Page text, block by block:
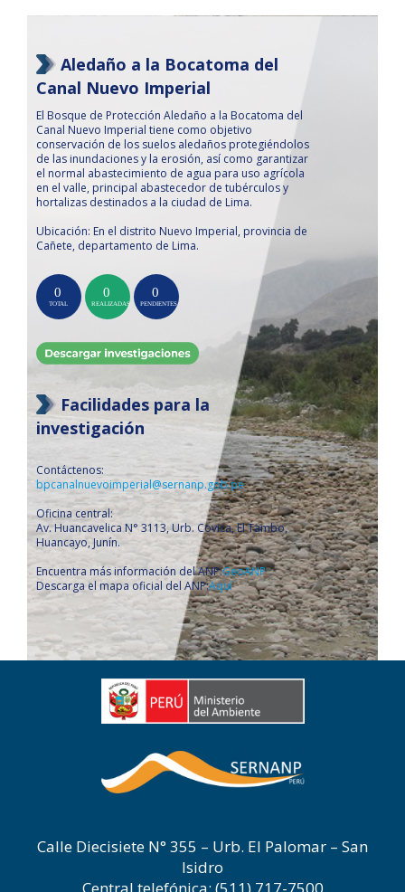
Aledaño a la Bocatoma del
Canal Nuevo Imperial
El Bosque de Protección Aledaño a la Bocatoma del
Canal Nuevo Imperial tiene como objetivo
conservación de los suelos aledaños protegiéndolos
de las inundaciones y la erosión, así como garantizar
el normal abastecimiento de agua para uso agrícola
en el valle, principal abastecedor de tubérculos y
hortalizas destinados a la ciudad de Lima.
Ubicación: En el distrito Nuevo Imperial, provincia de
Cañete, departamento de Lima.
Facilidades para la
investigación
Contáctenos:
bpcanalnuevoimperial@sernanp.gob.pe
Oficina central:
Av. Huancavelica N° 3113, Urb. Covica, El Tambo,
Huancayo, Junín.
Encuentra más información del ANP:GeoANP
Descarga el mapa oficial del ANP:Aquí
Calle Diecisiete N° 355 – Urb. El Palomar – San
Isidro
Central telefónica: (511) 717-7500